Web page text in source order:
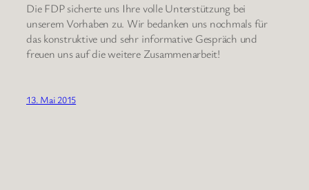
Die FDP sicherte uns Ihre volle Unterstützung bei
unserem Vorhaben zu. Wir bedanken uns nochmals für
das konstruktive und sehr informative Gespräch und
freuen uns auf die weitere Zusammenarbeit!
13. Mai 2015